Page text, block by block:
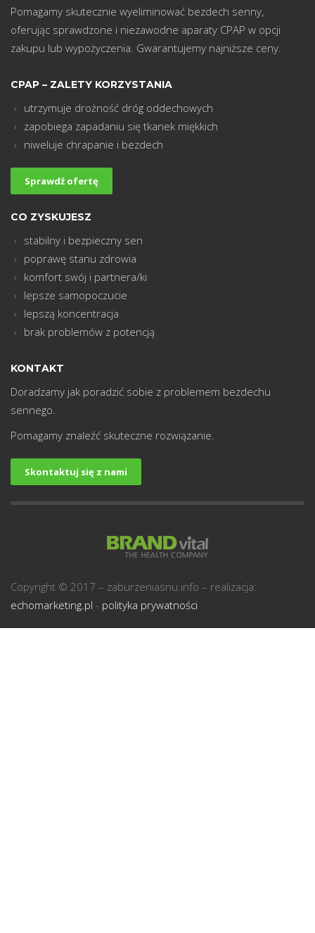
Pomagamy skutecznie wyeliminować bezdech senny,
oferując sprawdzone i niezawodne aparaty CPAP w opcji
zakupu lub wypożyczenia. Gwarantujemy najniższe ceny.
CPAP – ZALETY KORZYSTANIA
utrzymuje drożność dróg oddechowych
zapobiega zapadaniu się tkanek miękkich
niweluje chrapanie i bezdech
Sprawdź ofertę
CO ZYSKUJESZ
stabilny i bezpieczny sen
poprawę stanu zdrowia
komfort swój i partnera/ki
lepsze samopoczucie
lepszą koncentracja
brak problemów z potencją
KONTAKT
Doradzamy jak poradzić sobie z problemem bezdechu
sennego.
Pomagamy znaleźć skuteczne rozwiązanie.
Skontaktuj się z nami
Copyright © 2017 – zaburzeniasnu.info – realizacja:
echomarketing.pl - polityka prywatności